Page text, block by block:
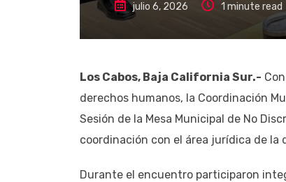
julio 6, 2026 1 minute read
Los Cabos, Baja California Sur.-
derechos humanos, la Coordinación
Sesión de la Mesa Municipal de No
coordinación con el área jurídica de la
Durante el encuentro participaron